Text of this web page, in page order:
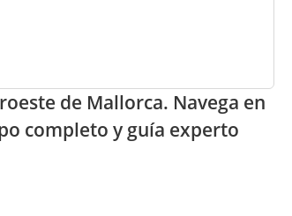
de Mallorca. Navega en
completo y guía experto